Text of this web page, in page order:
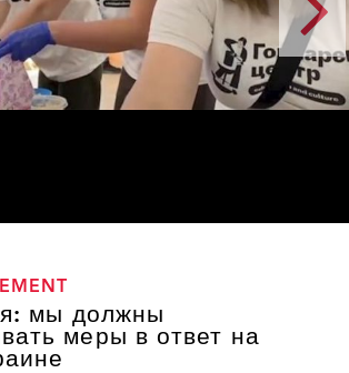
мы должны
меры в ответ на